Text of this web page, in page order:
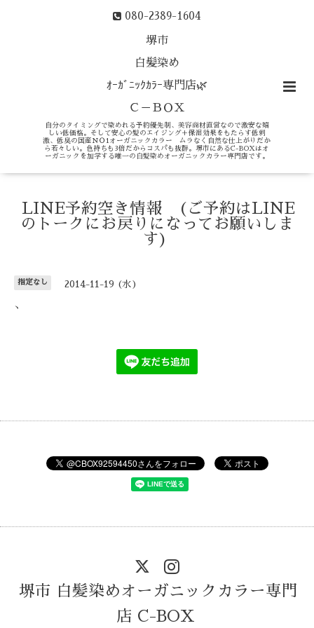
080-2389-1604
堺市
白髪染め
ｵｰｶﾞﾆｯｸｶﾗｰ専門店🌿
Ｃ－ＢＯＸ
自分のタイミングで染めれる予約優先制、美容商材直営なので激安な嬉
しい低価格。そして安心の髪のエイジング＋保湿効果をもたらす低刺
激、低臭の国産ＮＯ1オーガニックカラー ムラなく自然な仕上がりだか
ら若々しい。色持ちも3倍だからコスパも抜群。堺市にあるC-BOXはオ
ーガニックを加学する唯一の白髪染めオーガニックカラー専門店です。
LINE予約空き情報 (ご予約はLINE
のトークにお戻りになってお願いしま
す)
指定なし 2014-11-19 (水)
、
堺市 白髪染めオーガニックカラー専門
店 C-BOX